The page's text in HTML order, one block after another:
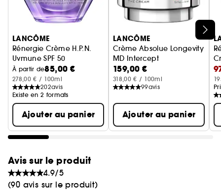
Mitopure® à notre Anticipate Compound™,
alliant Epigenomyl, Eperuline, Ectoïne, Rose Pro-
Xylane™ et Taurine pour aider à répondre aux
besoins cellulaires essentiels en fonction de l'âge
biologique visible de votre peau : préserver
l'intégrité fondamentale des cellules afin de
préserver le capital jeunesse visible de votre peau
et lutter contre les signes du vieillissement.
LANCÔME
Rénergie Crème H.P.N.
Uvmune SPF 50
Crème anti-âge avec SPF
À partir de85,00 €
278,00 € / 100ml
202avis
Existe en 2 formats
Ajouter au panier
LANCÔME
Crème Absolue Longevity
MD Intercept
Soin Anti-Âge
159,00 €
318,00 € / 100ml
99avis
Ajouter au panier
Avis sur le produit
4.9/5
(90 avis sur le produit)